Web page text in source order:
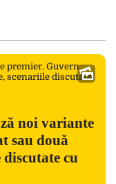
noi variante
sau două
discutate cu